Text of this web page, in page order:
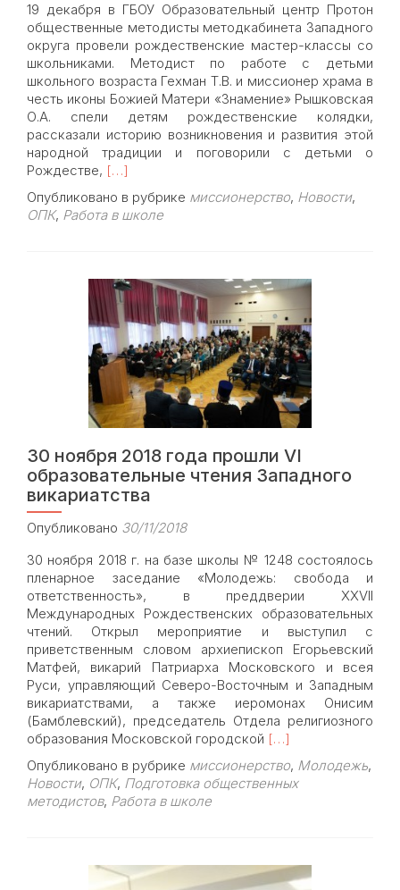
19 декабря в ГБОУ Образовательный центр Протон
общественные методисты методкабинета Западного
округа провели рождественские мастер-классы со
школьниками. Методист по работе с детьми
школьного возраста Гехман Т.В. и миссионер храма в
честь иконы Божией Матери «Знамение» Рышковская
О.А. спели детям рождественские колядки,
рассказали историю возникновения и развития этой
народной традиции и поговорили с детьми о
Рождестве, Read
about
Рождественские
в
школе
«Протон»
[…]
Опубликовано в рубрике миссионерство, Новости,
ОПК, Работа в школе
30 ноября 2018 года прошли VI
образовательные чтения Западного
викариатства
Опубликовано 30/11/2018
30 ноября 2018 г. на базе школы № 1248 состоялось
пленарное заседание «Молодежь: свобода и
ответственность», в преддверии XXVII
Международных Рождественских образовательных
чтений. Открыл мероприятие и выступил с
приветственным словом архиепископ Егорьевский
Матфей, викарий Патриарха Московского и всея
Руси, управляющий Северо-Восточным и Западным
викариатствами, а также иеромонах Онисим
(Бамблевский), председатель Отдела религиозного
образования Московской городской Read
about
30
прошли
VI
[…]
Опубликовано в рубрике миссионерство, Молодежь,
Новости, ОПК, Подготовка общественных
методистов, Работа в школе